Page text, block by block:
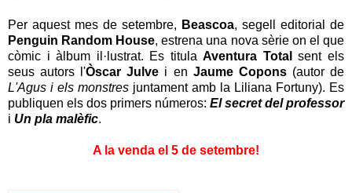
Per aquest mes de setembre, Beascoa, segell editorial de
Penguin Random House, estrena una nova sèrie on el que
còmic i àlbum il·lustrat. Es titulaAventura Total
sent els
seus autors l'Òscar Julve i en Jaume Copons(autor de
L'Agus i els monstres juntament amb la Liliana Fortuny). Es
publiquen els dos primers números: El secret del professor
i Un pla malèfic.
A la venda el 5 de setembre!